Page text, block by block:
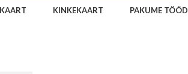
KINKEKAART PAKUME TÖÖD